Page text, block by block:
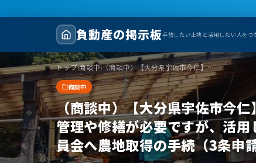
負動産の掲示板手放したい土地と活用したい人をつ
トップ›商談中› （商談中）【大分県宇佐市今仁】古民家空き家、0円であげます！室内残置物多めです。住むためには相応の管理や修繕が必要ですが、活用してくださる方に無料でお譲りします。山林原野つき。畑付きのため農業委員会へ農地取得の手続（3条申請）が必須です。土地が広大です。０円物件！
商談中
（商談中）【大分県宇佐市今
管理や修繕が必要ですが、活
員会へ農地取得の手続（3条申